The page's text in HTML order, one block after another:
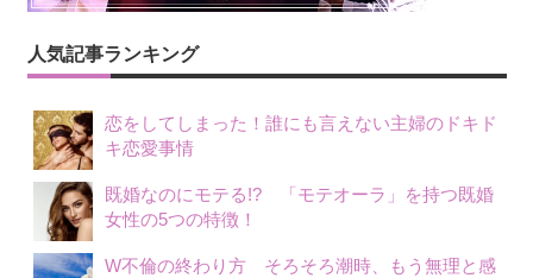
人気記事ランキング
恋をしてしまった！誰にも言えない主婦のドキド
キ恋愛事情
既婚なのにモテる!? 「モテオーラ」を持つ既婚
女性の5つの特徴！
W不倫の終わり方 そろそろ潮時、もう無理と感